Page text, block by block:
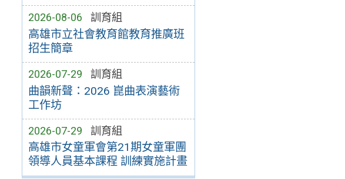
2026-08-06 訓育組
高雄市立社會教育館教育推廣班
招生簡章
2026-07-29 訓育組
曲韻新聲：2026 崑曲表演藝術
工作坊
2026-07-29 訓育組
高雄市女童軍會第21期女童軍團
領導人員基本課程 訓練實施計畫